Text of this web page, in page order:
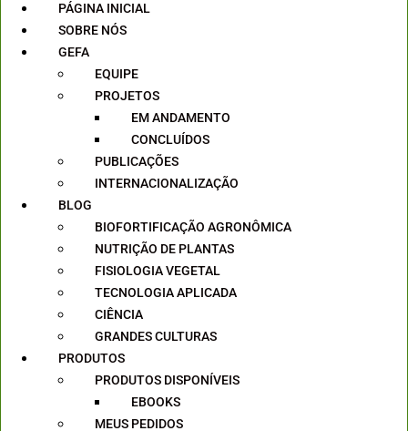
PÁGINA INICIAL
SOBRE NÓS
GEFA
EQUIPE
PROJETOS
EM ANDAMENTO
CONCLUÍDOS
PUBLICAÇÕES
INTERNACIONALIZAÇÃO
BLOG
BIOFORTIFICAÇÃO AGRONÔMICA
NUTRIÇÃO DE PLANTAS
FISIOLOGIA VEGETAL
TECNOLOGIA APLICADA
CIÊNCIA
GRANDES CULTURAS
PRODUTOS
PRODUTOS DISPONÍVEIS
EBOOKS
MEUS PEDIDOS